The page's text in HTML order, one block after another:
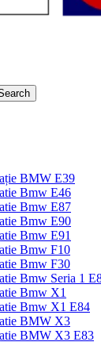
BMW E39
Bmw E46
Bmw E87
Bmw E90
Bmw E91
Bmw F10
Bmw F30
Bmw Seria 1
Bmw X1
Bmw X1 E84
BMW X3
BMW X3 E83